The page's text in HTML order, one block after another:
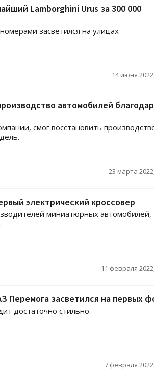
Lamborghini Urus за 300 000
засветился на улицах
14 июня
автомобилей
смог восстановить
23 марта
электрический кроссовер
миниатюрных автомобилей,
11 февраля
Перемога засветился на первых
достаточно стильно.
7 февраля